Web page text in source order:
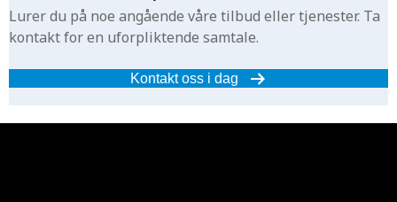
Lurer du på noe angående våre tilbud eller tjenester. Ta
kontakt for en uforpliktende samtale.
Kontakt oss i dag